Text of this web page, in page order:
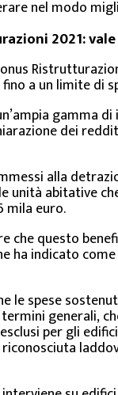
nel modo
2021:
a un limite di
gamma
dei
alla
unità abitative
mila euro.
che questo
ha indicato
le spese
generali,
per gli